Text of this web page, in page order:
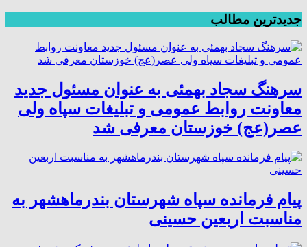
جدیدترین مطالب
سرهنگ سجاد بهمئی به عنوان مسئول جدید
معاونت روابط عمومی و تبلیغات سپاه ولی
عصر(عج) خوزستان معرفی شد
پیام فرمانده سپاه شهرستان بندرماهشهر به
مناسبت اربعین حسینی